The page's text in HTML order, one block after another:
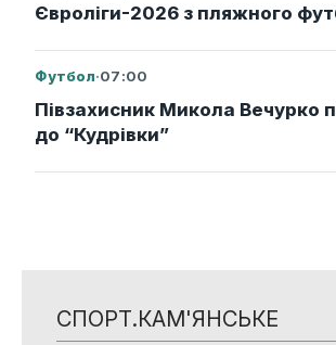
Євроліги-2026 з пляжного
Футбол·07:00
Півзахисник Микола Вечурко
до “Кудрівки”
СПОРТ.КАМ'ЯНСЬКЕ